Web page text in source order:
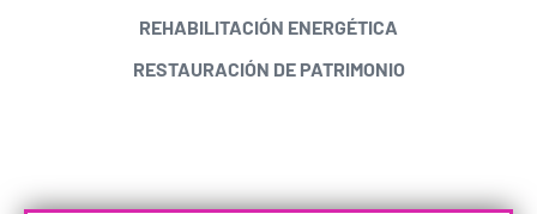
REHABILITACIÓN ENERGÉTICA
RESTAURACIÓN DE PATRIMONIO